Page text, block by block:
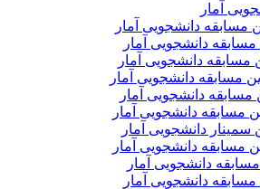
آمار
مسابقه دانشجویی آمار
دانشجویی آمار
دانشجویی آمار
مسابقه دانشجویی آمار
مسابقه دانشجویی آمار
دانشجویی آمار
سمینار دانشجویی آمار
مسابقه دانشجویی آمار
دانشجویی آمار
دانشجویی آمار